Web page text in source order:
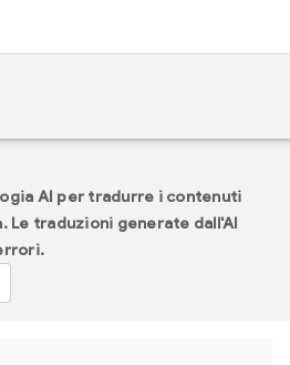
AI per tradurre i contenuti
Le traduzioni generate dall'AI